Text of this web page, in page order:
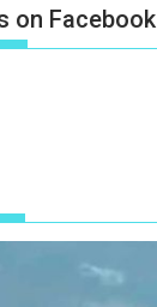
on Facebook